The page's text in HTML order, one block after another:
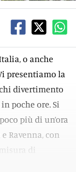
o anche
presentiamo la
divertimento
poche ore. Si
più di un’ora
Ravenna, con
di